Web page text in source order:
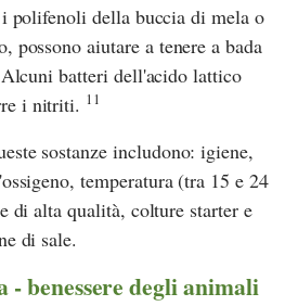
polifenoli della buccia di mela o
possono aiutare a tenere a bada
batteri dell'acido lattico
i nitriti. 11
sostanze includono: igiene,
temperatura (tra 15 e 24
di alta qualità, colture starter e
di sale.
benessere degli animali